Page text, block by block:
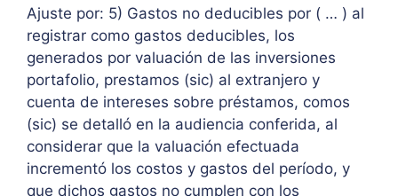
Ajuste por: 5) Gastos no deducibles por ( … ) al
registrar como gastos deducibles, los
generados por valuación de las inversiones
portafolio, prestamos (sic) al extranjero y
cuenta de intereses sobre préstamos, comos
(sic) se detalló en la audiencia conferida, al
considerar que la valuación efectuada
incrementó los costos y gastos del período, y
que dichos gastos no cumplen con los